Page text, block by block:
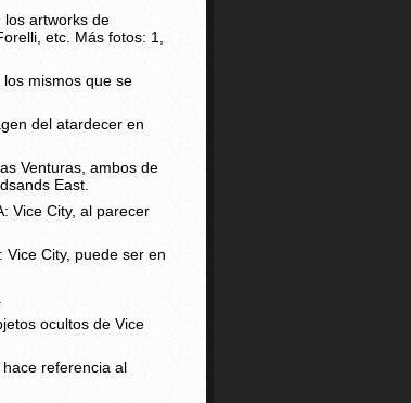
los artworks de
etc. Más fotos: 1,
mismos que se
del atardecer en
Venturas, ambos de
East.
Vice City, al parecer
City, puede ser en
ocultos de Vice
referencia al